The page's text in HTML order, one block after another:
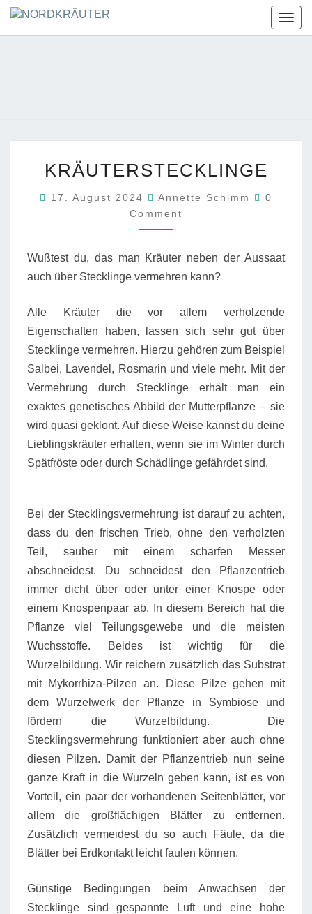
Skip
content
KRÄUTERSTECKLINGE
17. August 2024 Annette Schimm
0
Comment
Wußtest du, das man Kräuter neben der Aussaat
auch über Stecklinge vermehren kann?
Alle Kräuter die vor allem verholzende
Eigenschaften haben, lassen sich sehr gut über
Stecklinge vermehren. Hierzu gehören zum Beispiel
Salbei, Lavendel, Rosmarin und viele mehr. Mit der
Vermehrung durch Stecklinge erhält man ein
exaktes genetisches Abbild der Mutterpflanze – sie
wird quasi geklont. Auf diese Weise kannst du deine
Lieblingskräuter erhalten, wenn sie im Winter durch
Spätfröste oder durch Schädlinge gefährdet sind.
Bei der Stecklingsvermehrung ist darauf zu achten,
dass du den frischen Trieb, ohne den verholzten
Teil, sauber mit einem scharfen Messer
abschneidest. Du schneidest den Pflanzentrieb
immer dicht über oder unter einer Knospe oder
einem Knospenpaar ab. In diesem Bereich hat die
Pflanze viel Teilungsgewebe und die meisten
Wuchsstoffe. Beides ist wichtig für die
Wurzelbildung. Wir reichern zusätzlich das Substrat
mit Mykorrhiza-Pilzen an. Diese Pilze gehen mit
dem Wurzelwerk der Pflanze in Symbiose und
fördern die Wurzelbildung. Die
Stecklingsvermehrung funktioniert aber auch ohne
diesen Pilzen. Damit der Pflanzentrieb nun seine
ganze Kraft in die Wurzeln geben kann, ist es von
Vorteil, ein paar der vorhandenen Seitenblätter, vor
allem die großflächigen Blätter zu entfernen.
Zusätzlich vermeidest du so auch Fäule, da die
Blätter bei Erdkontakt leicht faulen können.
Günstige Bedingungen beim Anwachsen der
Stecklinge sind gespannte Luft und eine hohe